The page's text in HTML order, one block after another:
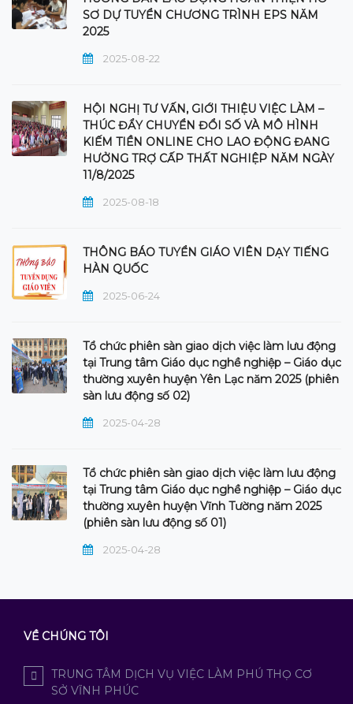
SƠ DỰ TUYỂN CHƯƠNG TRÌNH EPS NĂM
2025
2025-08-22
HỘI NGHỊ TƯ VẤN, GIỚI THIỆU VIỆC LÀM –
THÚC ĐẨY CHUYỂN ĐỔI SỐ VÀ MÔ HÌNH
KIẾM TIỀN ONLINE CHO LAO ĐỘNG ĐANG
HƯỞNG TRỢ CẤP THẤT NGHIỆP NĂM NGÀY
11/8/2025
2025-08-18
THÔNG BÁO TUYỂN GIÁO VIÊN DẠY TIẾNG
HÀN QUỐC
2025-06-24
Tổ chức phiên sàn giao dịch việc làm lưu động
tại Trung tâm Giáo dục nghề nghiệp – Giáo dục
thường xuyên huyện Yên Lạc năm 2025 (phiên
sàn lưu động số 02)
2025-04-28
Tổ chức phiên sàn giao dịch việc làm lưu động
tại Trung tâm Giáo dục nghề nghiệp – Giáo dục
thường xuyên huyện Vĩnh Tường năm 2025
(phiên sàn lưu động số 01)
2025-04-28
VỀ CHÚNG TÔI
TRUNG TÂM DỊCH VỤ VIỆC LÀM PHÚ THỌ CƠ
SỞ VĨNH PHÚC